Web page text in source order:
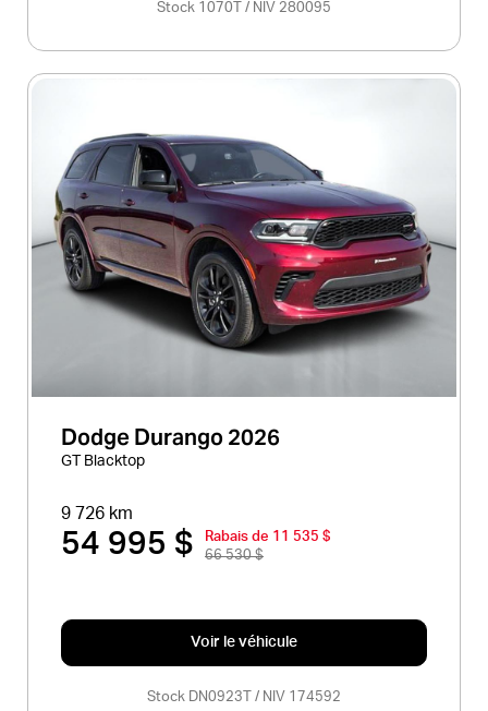
Stock 1070T / NIV 280095
Dodge Durango 2026
GT Blacktop
9 726 km
54 995 $
Rabais de 11 535 $
66 530 $
Voir le véhicule
Stock DN0923T / NIV 174592